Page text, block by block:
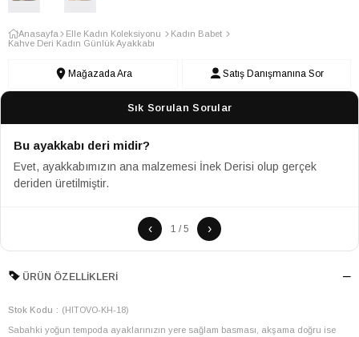
Anasayfa Elle Kadın Koleksiyonu
Kadın Babet
Kahve Deri Kadın Günlük Ayakkabı
Mağazada Ara Satış Danışmanına Sor
Sık Sorulan Sorular
Bu ayakkabı deri midir?
Evet, ayakkabımızın ana malzemesi İnek Derisi olup gerçek
deriden üretilmiştir.
‹ 1 / 5 ›
ÜRÜN ÖZELLIKLERI
Stok Kodu (HITOVO-KH-18)
Sabahki yoğun tempoda ayaklarınızın yere sağlam basması, akşama doğru ise